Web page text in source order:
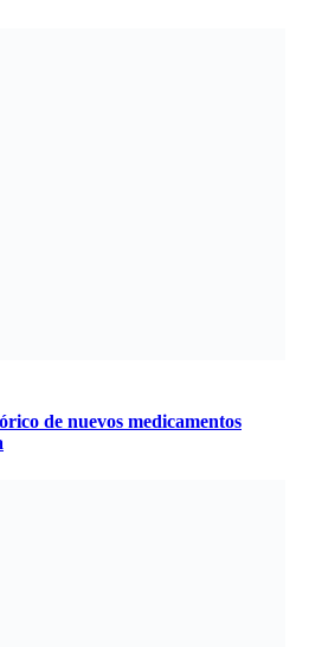
de nuevos medicamentos